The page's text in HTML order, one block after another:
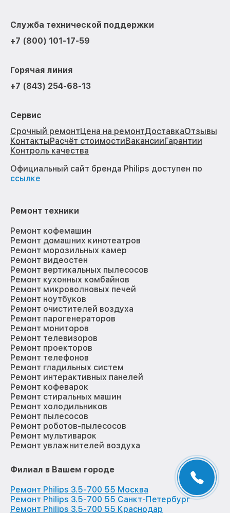
Служба технической поддержки
+7 (800) 101-17-59
Горячая линия
+7 (843) 254-68-13
Сервис
Срочный ремонтЦена на ремонтДоставкаОтзывы
КонтактыРасчёт стоимостиВакансииГарантии
Контроль качества
Официальный сайт бренда Philips доступен по
ссылке
Ремонт техники
Ремонт кофемашин
Ремонт домашних кинотеатров
Ремонт морозильных камер
Ремонт видеостен
Ремонт вертикальных пылесосов
Ремонт кухонных комбайнов
Ремонт микроволновых печей
Ремонт ноутбуков
Ремонт очистителей воздуха
Ремонт парогенераторов
Ремонт мониторов
Ремонт телевизоров
Ремонт проекторов
Ремонт телефонов
Ремонт гладильных систем
Ремонт интерактивных панелей
Ремонт кофеварок
Ремонт стиральных машин
Ремонт холодильников
Ремонт пылесосов
Ремонт роботов-пылесосов
Ремонт мультиварок
Ремонт увлажнителей воздуха
Филиал в Вашем городе
Ремонт Philips 3.5-700 55 Москва
Ремонт Philips 3.5-700 55 Санкт-Петербург
Ремонт Philips 3.5-700 55 Краснодар